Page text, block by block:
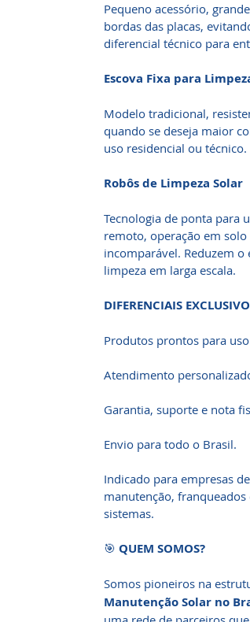
Pequeno acessório,
bordas das placas,
diferencial técnico para
Escova Fixa para
Modelo tradicional,
quando se deseja maior
uso residencial ou técnico.
Robôs de Limpeza Solar
Tecnologia de ponta para
remoto, operação em
incomparável. Reduzem
limpeza em larga escala.
DIFERENCIAIS
Produtos prontos para
Atendimento
Garantia, suporte e nota
Envio para todo o Brasil.
Indicado para empresas
manutenção,
sistemas.
🎯 QUEM SOMOS?
Somos pioneiros na
Manutenção Solar no